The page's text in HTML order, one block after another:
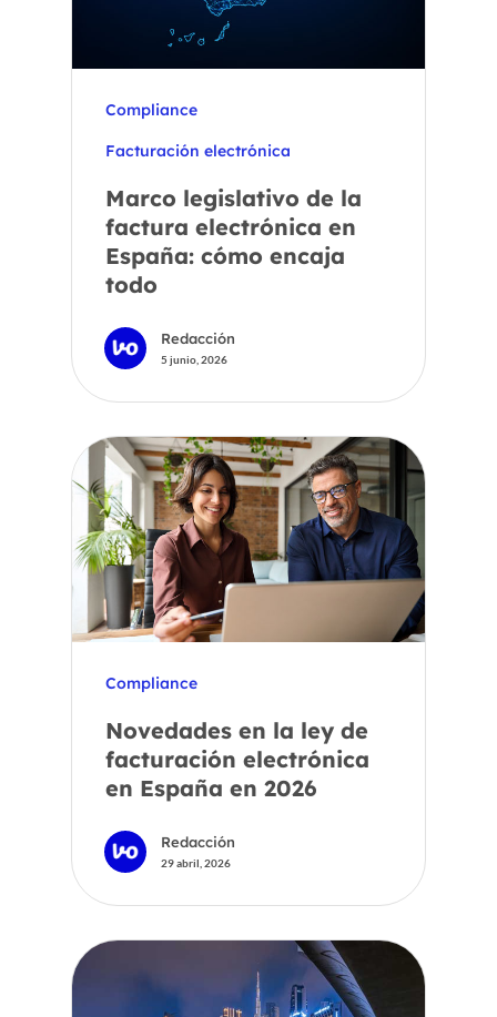
Compliance
Facturación electrónica
Marco legislativo de la
factura electrónica en
España: cómo encaja
todo
Redacción
5 junio, 2026
Compliance
Novedades en la ley de
facturación electrónica
en España en 2026
Redacción
29 abril, 2026